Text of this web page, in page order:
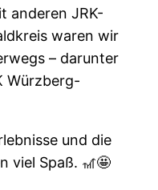
anderen JRK-
waren wir
– darunter
Würzberg-
und die
viel Spaß. 🎢🤩